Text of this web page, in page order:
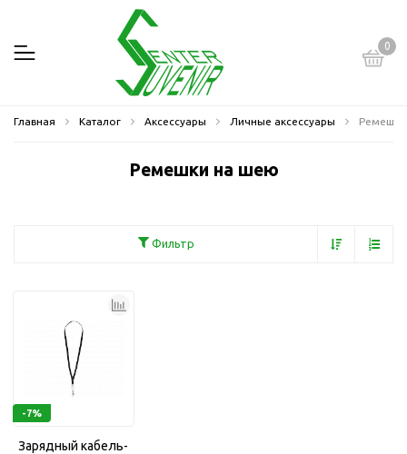
0
Главная Каталог Аксессуары Личные аксессуары
Ремешки на шею
Фильтр
-7%
Зарядный кабель-